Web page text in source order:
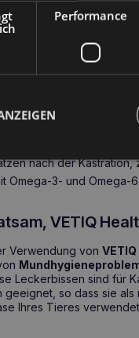
und
nur gut für Zähne und
und ein gesundes Fell
für die
von
nach der
Omega-3- und Omega-
VETIQ
Verwendung von
Leckerbissen sind für
geeignet, so dass sie
Ihres Tieres
Performance